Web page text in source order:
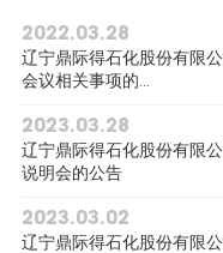
2022.03.28
辽宁鼎际得石化股份有限
会议相关事项的...
2023.03.28
辽宁鼎际得石化股份有限
说明会的公告
2023.03.02
辽宁鼎际得石化股份有限